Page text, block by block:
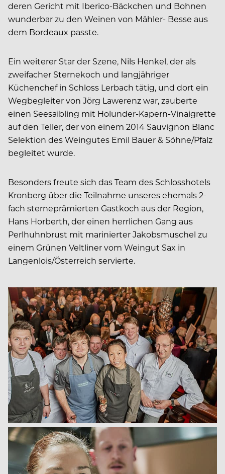
deren Gericht mit Iberico-Bäckchen und Bohnen
wunderbar zu den Weinen von Mähler- Besse aus
dem Bordeaux passte.
Ein weiterer Star der Szene, Nils Henkel, der als
zweifacher Sternekoch und langjähriger
Küchenchef in Schloss Lerbach tätig, und dort ein
Wegbegleiter von Jörg Lawerenz war, zauberte
einen Seesaibling mit Holunder-Kapern-Vinaigrette
auf den Teller, der von einem 2014 Sauvignon Blanc
Selektion des Weingutes Emil Bauer & Söhne/Pfalz
begleitet wurde.
Besonders freute sich das Team des Schlosshotels
Kronberg über die Teilnahme unseres ehemals 2-
fach sterneprämierten Gastkoch aus der Region,
Hans Horberth, der einen herrlichen Gang aus
Perlhuhnbrust mit marinierter Jakobsmuschel zu
einem Grünen Veltliner vom Weingut Sax in
Langenlois/Österreich servierte.